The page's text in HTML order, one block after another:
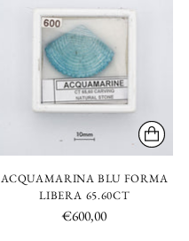
ACQUAMARINA BLU FORMA
LIBERA 65.60CT
€600,00